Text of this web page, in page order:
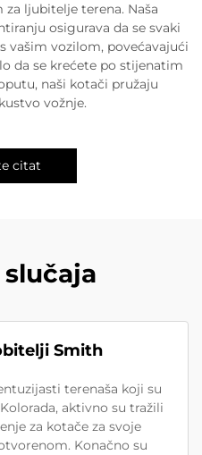
ljubitelje terena. Naša
osigurava da se svaki
vašim vozilom, povećavajući
da se krećete po stijenatim
naši kotači pružaju
vožnje.
citat
Smith
terenaša koji su
aktivno su tražili
za kotače za svoje
Konačno su